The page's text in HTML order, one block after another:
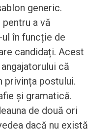
generic.
a vă
în funcție de
candidați. Acest
că
privința postului.
și gramatică.
de două ori
dacă nu există